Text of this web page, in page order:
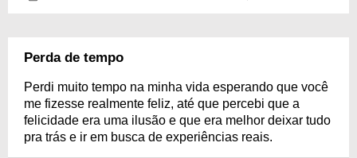
Perda de tempo
Perdi muito tempo na minha vida esperando que você
me fizesse realmente feliz, até que percebi que a
felicidade era uma ilusão e que era melhor deixar tudo
pra trás e ir em busca de experiências reais.